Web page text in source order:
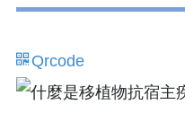
Qrcode